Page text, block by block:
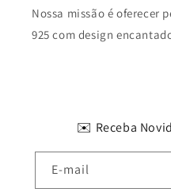
Nossa missão é oferecer
925 com design
✉️ Receba
E-mail